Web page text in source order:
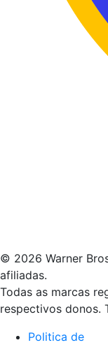
© 2026 Warner
afiliadas.
Todas as marcas
respectivos donos.
Politica de